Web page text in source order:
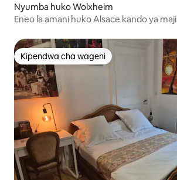
Nyumba huko Wolxheim
Eneo la amani huko Alsace kando ya maji
Kipendwa cha wageni
Kipendwa cha wageni